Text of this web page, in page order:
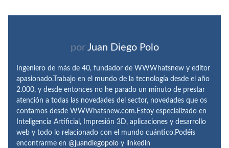
por Juan Diego Polo
Ingeniero de más de 40, fundador de WWWhatsnew y editor
apasionado.Trabajo en el mundo de la tecnología desde el año
2.000, y desde entonces no he parado un minuto de prestar
atención a todas las novedades del sector, novedades que os
contamos desde WWWhatsnew.com.Estoy especializado en
Inteligencia Artificial, Impresión 3D, aplicaciones y desarrollo
web y todo lo relacionado con el mundo cuántico.Podéis
encontrarme en @juandiegopolo y linkedin